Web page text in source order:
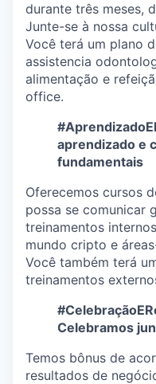
durante três meses,
Junte-se à nossa
Você terá um plano
assistencia
alimentação e
office.
aprendizado e
fundamentais
Oferecemos cursos
possa se comunicar
treinamentos
mundo cripto e
Você também terá
treinamentos
Celebramos
Temos bônus de
resultados de